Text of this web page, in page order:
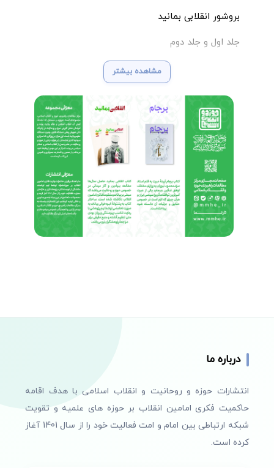
بروشور انقلابی بمانید
جلد اول و جلد دوم
مشاهده بیشتر
درباره ما
انتشارات حوزه و روحانیت و انقلاب اسلامی با هدف اقامه
حاکمیت فکری امامین انقلاب بر حوزه های علمیه و تقویت
شبکه ارتباطی بین امام و امت فعالیت خود را از سال 1401 آغاز
کرده است.